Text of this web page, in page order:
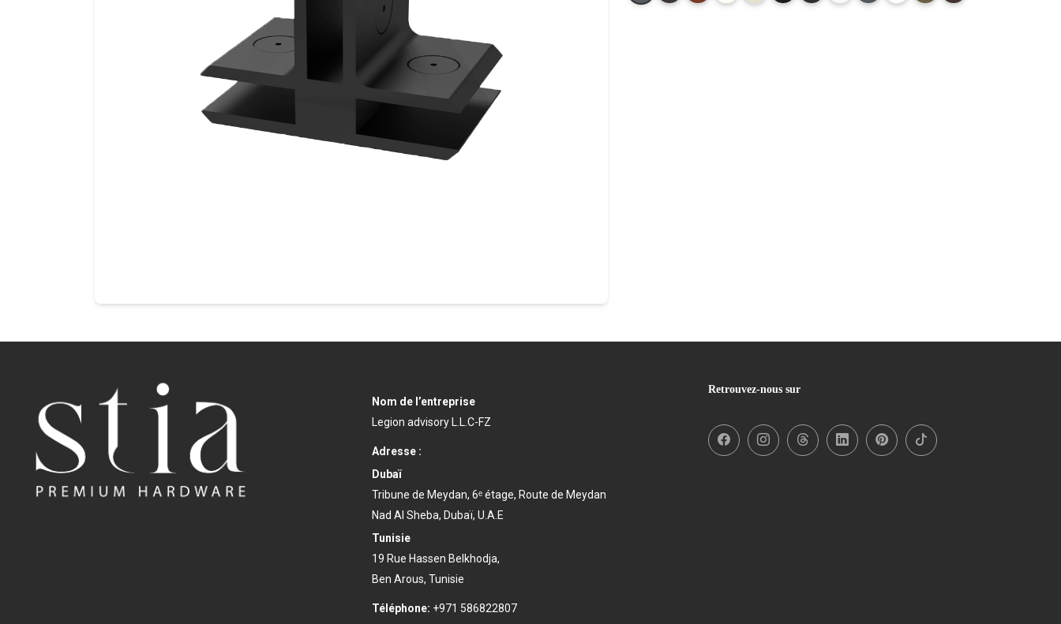
Nom de l’entreprise
Legion advisory L.L.C-FZ
Adresse :
Dubaï
Tribune de Meydan, 6ᵉ étage, Route de Meydan
Nad Al Sheba, Dubaï, U.A.E
Tunisie
19 Rue Hassen Belkhodja,
Ben Arous, Tunisie
Téléphone: +971 586822807
Retrouvez-nous sur